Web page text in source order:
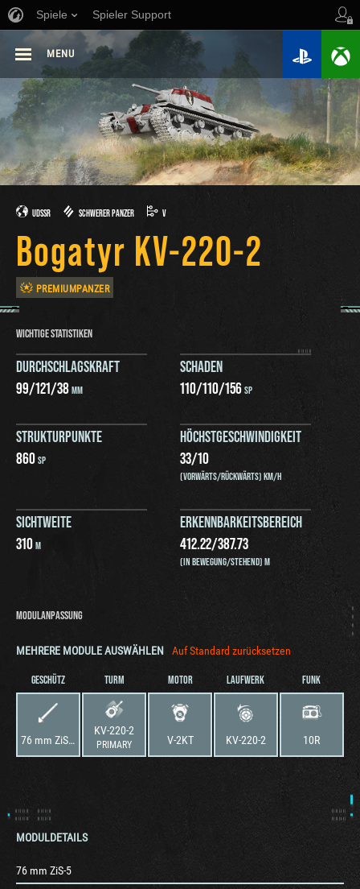
Spiele Spieler Support
MENU
UDSSR SCHWERER PANZER V
Bogatyr KV-220-2
PREMIUMPANZER
WICHTIGE STATISTIKEN
DURCHSCHLAGSKRAFT
99/121/38MM
SCHADEN
110/110/156SP
STRUKTURPUNKTE
860SP
HÖCHSTGESCHWINDIGKEIT
33/10
(VORWÄRTS/RÜCKWÄRTS) KM/H
SICHTWEITE
310M
ERKENNBARKEITSBEREICH
412.22/387.73
(IN BEWEGUNG/STEHEND) M
MODULANPASSUNG
MEHRERE MODULE AUSWÄHLEN Auf Standard zurücksetzen
GESCHÜTZ
76 mm ZiS-5
TURM
KV-220-2
PRIMARY
MOTOR
V-2KT
LAUFWERK
KV-220-2
FUNK
10R
MODULDETAILS
76 mm ZiS-5